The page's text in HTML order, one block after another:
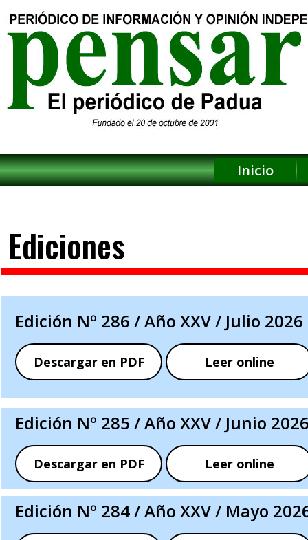
Inicio
Ediciones
Edición Nº 286 / Año XXV / Julio 2026
Descargar en PDF Leer online
Edición Nº 285 / Año XXV / Junio
Descargar en PDF Leer online
Edición Nº 284 / Año XXV / Mayo